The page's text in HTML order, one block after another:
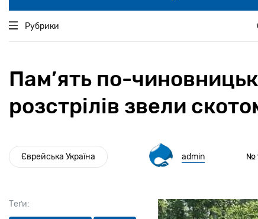
Рубрики
Пам’ять по-
розстрілів звели
Єврейська Україна admin №
Теґи: